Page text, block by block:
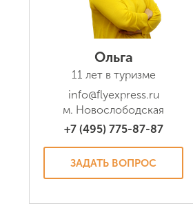
Ольга
11 лет в туризме
info@flyexpress.ru
м. Новослободская
+7 (495) 775-87-87
ЗАДАТЬ ВОПРОС